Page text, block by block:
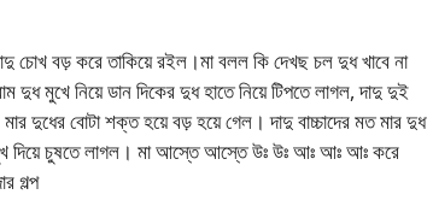
চোখ বড় করে তাকিয়ে রইল।মা বলল কি দেখছ চল দুধ খাবে না
দুধ মুখে নিয়ে ডান দিকের দুধ হাতে নিয়ে টিপতে লাগল, দাদু দুই
দুধের বোটা শক্ত হয়ে বড় হয়ে গেল। দাদু বাচ্চাদের মত মার দুধ
দিয়ে চুষতে লাগল। মা আস্তে আস্তে উঃ উঃ আঃ আঃ আঃ করে
গল্প